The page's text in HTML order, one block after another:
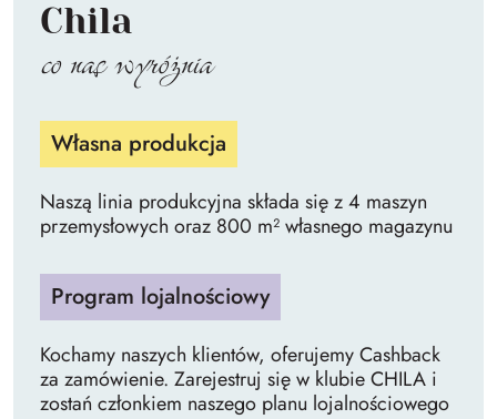
Chila
co nas wyróżnia
Własna produkcja
Naszą linia produkcyjna składa się z 4 maszyn
przemysłowych oraz 800 m² własnego magazynu
Program lojalnościowy
Kochamy naszych klientów, oferujemy Cashback
za zamówienie. Zarejestruj się w klubie CHILA i
zostań członkiem naszego planu lojalnościowego